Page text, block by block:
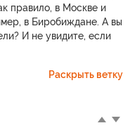
правило, в Москве и
в Биробиждане. А вы
И не увидите, если
Раскрыть ветку